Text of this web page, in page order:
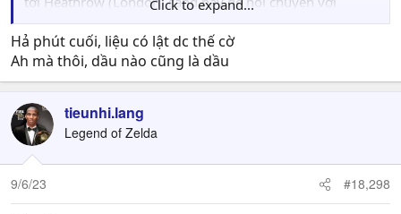
Glazers. Anh em Joel và Avram đã chịu ngồi xuống nói
chuyện và mọi thứ đang có chuyển biến đáng kể.
Hiện giờ chỉ mới đang là 9:20 AM (Giờ UK) nên mọi thứ
MU vẫn còn hy vọng.
Click to expand...
Hả phút cuối, liệu có lật dc thế cờ
Ah mà thôi, dầu nào cũng là dầu
tieunhi.lang
Legend of Zelda
9/6/23 #18,298